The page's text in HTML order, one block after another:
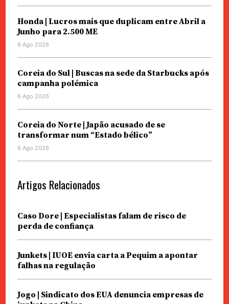
Honda | Lucros mais que duplicam entre Abril a
Junho para 2.500 ME
6 Ago 2026
Coreia do Sul | Buscas na sede da Starbucks após
campanha polémica
6 Ago 2026
Coreia do Norte | Japão acusado de se
transformar num “Estado bélico”
6 Ago 2026
Artigos Relacionados
Caso Dore | Especialistas falam de risco de
perda de confiança
Junkets | IUOE envia carta a Pequim a apontar
falhas na regulação
Jogo | Sindicato dos EUA denuncia empresas de